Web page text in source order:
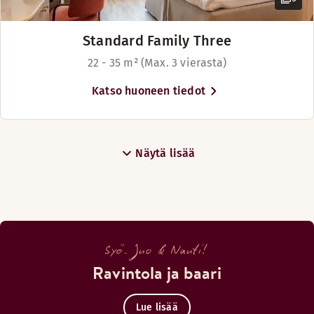
Standard Family Three
22 - 35 m² (Max. 3 vierasta)
Katso huoneen tiedot
Näytä lisää
Syö. Juo & Nauti!
Ravintola ja baari
Lue lisää